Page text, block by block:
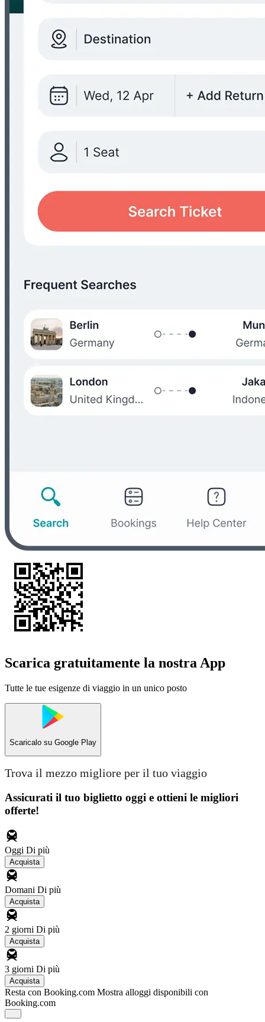
Scarica gratuitamente la nostra App
Tutte le tue esigenze di viaggio in un unico posto
Scaricalo su Google Play
Trova il mezzo migliore per il tuo viaggio
Assicurati il ​​tuo biglietto oggi e ottieni le migliori
offerte!
Oggi Di più
Acquista
Domani Di più
Acquista
2 giorni Di più
Acquista
3 giorni Di più
Acquista
Resta con Booking.com Mostra alloggi disponibili con
Booking.com